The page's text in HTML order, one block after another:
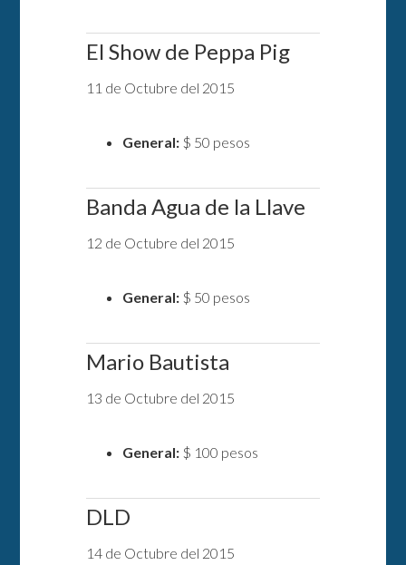
El Show de Peppa Pig
11 de Octubre del 2015
General: $ 50 pesos
Banda Agua de la Llave
12 de Octubre del 2015
General: $ 50 pesos
Mario Bautista
13 de Octubre del 2015
General: $ 100 pesos
DLD
14 de Octubre del 2015